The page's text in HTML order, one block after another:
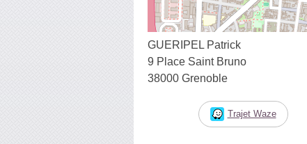
GUERIPEL Patrick
9 Place Saint Bruno
38000 Grenoble
Trajet Waze